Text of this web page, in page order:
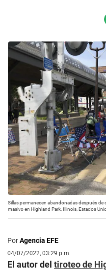
Sillas permanecen abandonadas después de
masivo en Highland Park, Illinois, Estados
PorAgencia EFE
04/07/2022, 03:29 p.m.
El autor del tiroteo de